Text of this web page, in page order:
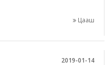
Цааш
2019-01-14